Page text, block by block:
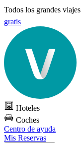
Todos los grandes viajes
gratis
Hoteles
Coches
Centro de ayuda
Mis Reservas